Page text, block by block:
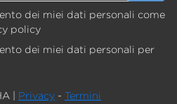
dei miei dati personali come
policy
dei miei dati personali per
| Privacy - Termini